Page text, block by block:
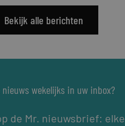
Bekijk alle berichten
wekelijks in uw inbox?
de Mr. nieuwsbrief: elke